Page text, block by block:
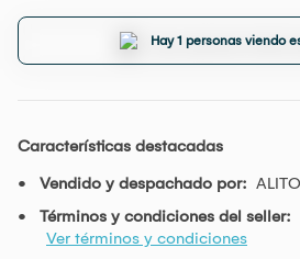
Hay 1 personas viendo
Características destacadas
Vendido y despachado por:
Términos y condiciones del seller:
Ver términos y condiciones